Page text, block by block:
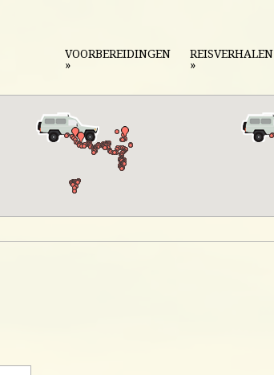
VOORBEREIDINGEN
»
REISVERHALEN
»